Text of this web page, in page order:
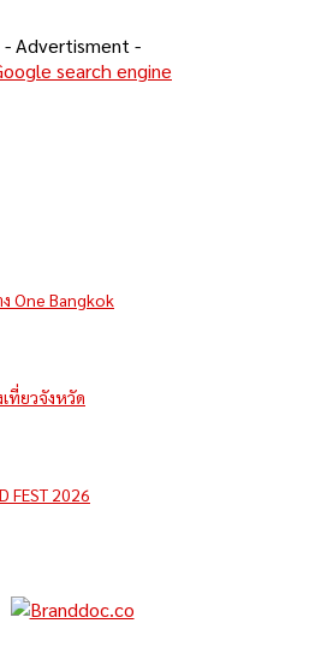
- Advertisment -
One Bangkok
ที่ยวจังหวัด
FEST 2026